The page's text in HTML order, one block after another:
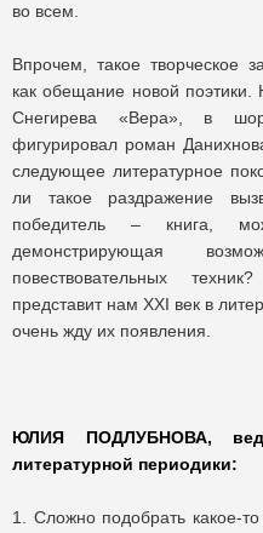
во всем.
Впрочем, такое творческое
как обещание новой
Снегирева «Вера», в
фигурировал роман
следующее литературное
ли такое раздражение
победитель – книга,
демонстрирующая
повествовательных
представит нам XXI век в
очень жду их появления.
ЮЛИЯ ПОДЛУБНОВА,
литературной периодики:
1. Сложно подобрать какое-